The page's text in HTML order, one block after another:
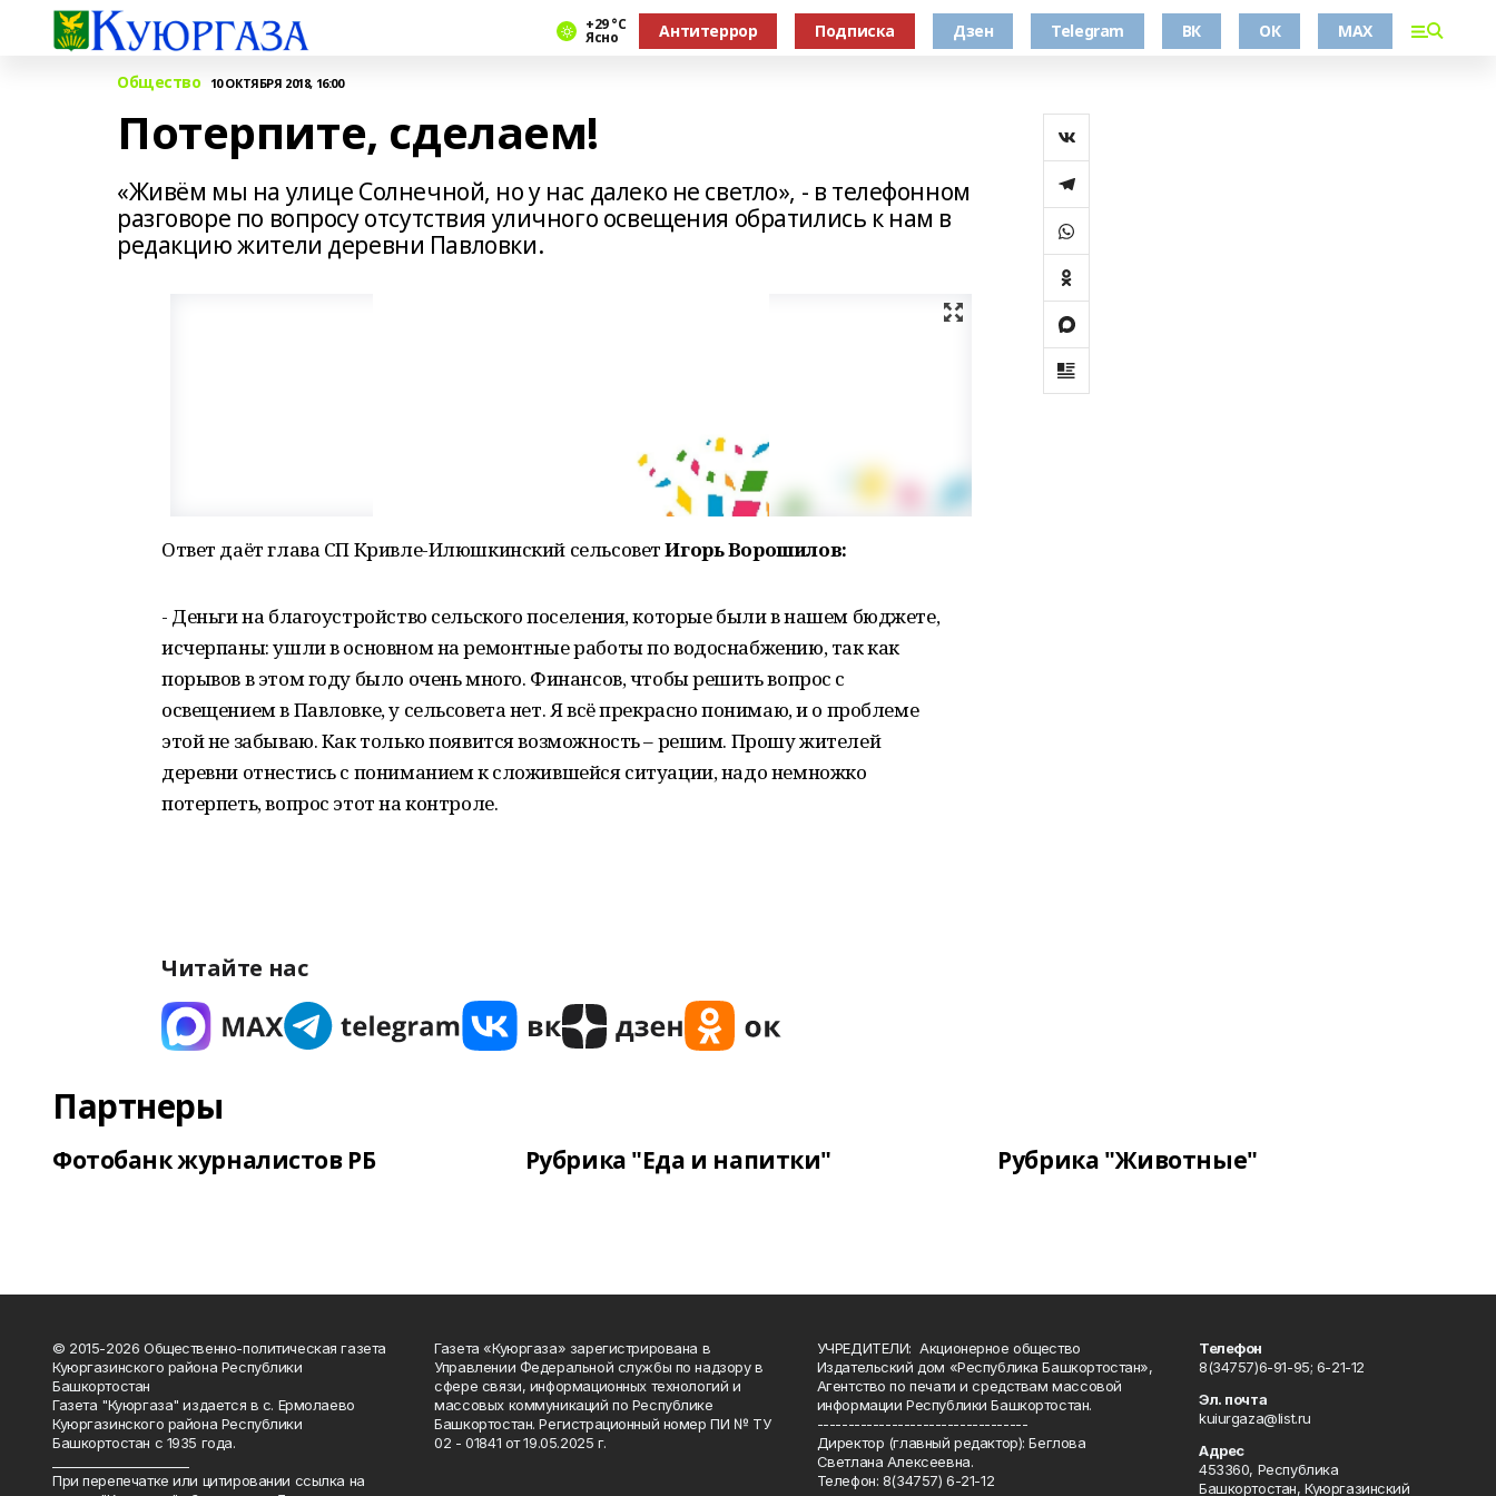
+29 °С
Ясно Антитеррор Подписка Дзен Telegram ВК ОК MAX
Общество 10 ОКТЯБРЯ 2018, 16:00
Потерпите, сделаем!
«Живём мы на улице Солнечной, но у нас далеко не светло», - в телефонном
разговоре по вопросу отсутствия уличного освещения обратились к нам в
редакцию жители деревни Павловки.
Ответ даёт глава СП Кривле-Илюшкинский сельсоветИгорь Ворошилов:
- Деньги на благоустройство сельского поселения, которые были в нашем бюджете,
исчерпаны: ушли в основном на ремонтные работы по водоснабжению, так как
порывов в этом году было очень много. Финансов, чтобы решить вопрос с
освещением в Павловке, у сельсовета нет. Я всё прекрасно понимаю, и о проблеме
этой не забываю. Как только появится возможность – решим. Прошу жителей
деревни отнестись с пониманием к сложившейся ситуации, надо немножко
потерпеть, вопрос этот на контроле.
Читайте нас
Партнеры
Фотобанк журналистов РБ Рубрика "Еда и напитки" Рубрика "Животные"
© 2015-2026 Общественно-политическая газета
Куюргазинского района Республики
Башкортостан
Газета "Куюргаза" издается в с. Ермолаево
Куюргазинского района Республики
Башкортостан с 1935 года.
При перепечатке или цитировании ссылка на
Газета «Куюргаза» зарегистрирована в
Управлении Федеральной службы по надзору в
сфере связи, информационных технологий и
массовых коммуникаций по Республике
Башкортостан. Регистрационный номер ПИ № ТУ
02 - 01841 от 19.05.2025 г.
УЧРЕДИТЕЛИ: Акционерное общество
Издательский дом «Республика Башкортостан»,
Агентство по печати и средствам массовой
информации Республики Башкортостан.
----------------------------------
Директор (главный редактор): Беглова
Светлана Алексеевна.
Телефон: 8(34757) 6-21-12
Телефон
8(34757)6-91-95; 6-21-12
Эл. почта
kuiurgaza@list.ru
Адрес
453360, Республика
Башкортостан, Куюргазинский